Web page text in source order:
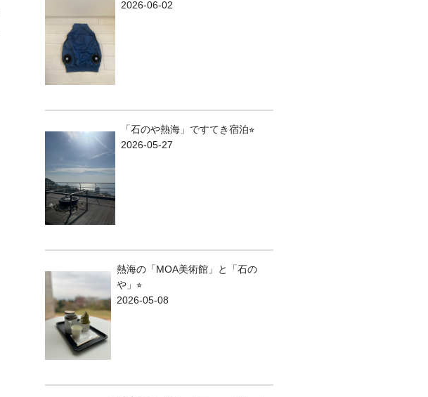
2026-06-02
「石のや熱海」ですてき宿泊⭐︎
2026-05-27
熱海の「MOA美術館」と「石の
や」⭐︎
2026-05-08